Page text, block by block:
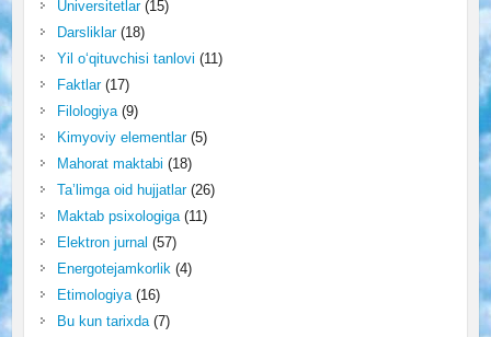
Universitetlar(15)
Darsliklar(18)
Yil o‘qituvchisi tanlovi (11)
Faktlar(17)
Filologiya(9)
Kimyoviy elementlar(5)
Mahorat maktabi (18)
Ta’limga oid hujjatlar(26)
Maktab psixologiga(11)
Elektron jurnal (57)
Energotejamkorlik(4)
Etimologiya(16)
Bu kun tarixda(7)